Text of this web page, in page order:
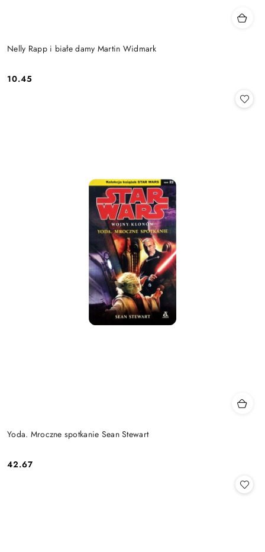
Nelly Rapp i białe damy Martin Widmark
Cena:
10.45
Yoda. Mroczne spotkanie Sean Stewart
Cena:
42.67